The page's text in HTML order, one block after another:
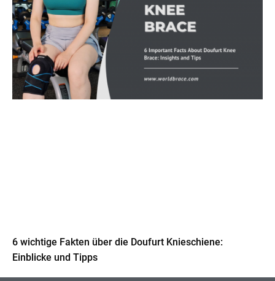
6 wichtige Fakten über die Doufurt Knieschiene:
Einblicke und Tipps